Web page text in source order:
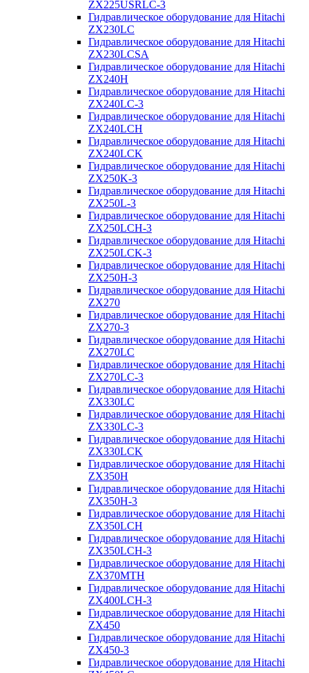
ZX225USRLC-3
Гидравлическое оборудование для Hitachi
ZX230LC
Гидравлическое оборудование для Hitachi
ZX230LCSA
Гидравлическое оборудование для Hitachi
ZX240H
Гидравлическое оборудование для Hitachi
ZX240LC-3
Гидравлическое оборудование для Hitachi
ZX240LCH
Гидравлическое оборудование для Hitachi
ZX240LCK
Гидравлическое оборудование для Hitachi
ZX250K-3
Гидравлическое оборудование для Hitachi
ZX250L-3
Гидравлическое оборудование для Hitachi
ZX250LCH-3
Гидравлическое оборудование для Hitachi
ZX250LCK-3
Гидравлическое оборудование для Hitachi
ZX250Н-3
Гидравлическое оборудование для Hitachi
ZX270
Гидравлическое оборудование для Hitachi
ZX270-3
Гидравлическое оборудование для Hitachi
ZX270LC
Гидравлическое оборудование для Hitachi
ZX270LC-3
Гидравлическое оборудование для Hitachi
ZX330LC
Гидравлическое оборудование для Hitachi
ZX330LC-3
Гидравлическое оборудование для Hitachi
ZX330LCK
Гидравлическое оборудование для Hitachi
ZX350H
Гидравлическое оборудование для Hitachi
ZX350H-3
Гидравлическое оборудование для Hitachi
ZX350LCH
Гидравлическое оборудование для Hitachi
ZX350LCH-3
Гидравлическое оборудование для Hitachi
ZX370MTH
Гидравлическое оборудование для Hitachi
ZX400LCH-3
Гидравлическое оборудование для Hitachi
ZX450
Гидравлическое оборудование для Hitachi
ZX450-3
Гидравлическое оборудование для Hitachi